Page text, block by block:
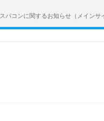
パコンに関するお知らせ（メインサ